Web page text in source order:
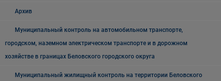
Архив
Муниципальный контроль на автомобильном транспорте,
городском, наземном электрическом транспорте и в дорожном
хозяйстве в границах Беловского городского округа
Муниципальный жилищный контроль на территории Беловского